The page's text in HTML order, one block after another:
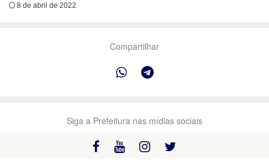
8 de abril de 2022
Compartilhar
Siga a Prefeitura nas mídias sociais